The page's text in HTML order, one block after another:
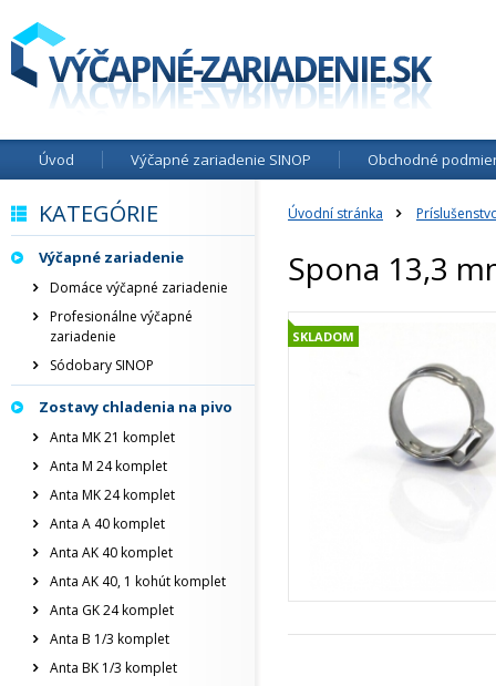
Úvodní stránka
Spona 13,3
SKLADOM
KATEGÓRIE
Výčapné zariadenie
Domáce výčapné zariadenie
Profesionálne výčapné
zariadenie
Sódobary SINOP
Zostavy chladenia na pivo
Anta MK 21 komplet
Anta M 24 komplet
Anta MK 24 komplet
Anta A 40 komplet
Anta AK 40 komplet
Anta AK 40, 1 kohút komplet
Anta GK 24 komplet
Anta B 1/3 komplet
Anta BK 1/3 komplet
Úvod Výčapné zariadenie SINOP Obchodné